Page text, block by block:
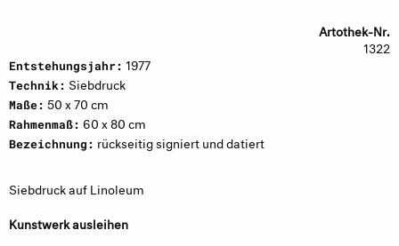
Artothek-Nr.
1322
Entstehungsjahr: 1977
Technik: Siebdruck
Maße: 50 x 70 cm
Rahmenmaß: 60 x 80 cm
Bezeichnung: rückseitig signiert und datiert
Siebdruck auf Linoleum
Kunstwerk ausleihen